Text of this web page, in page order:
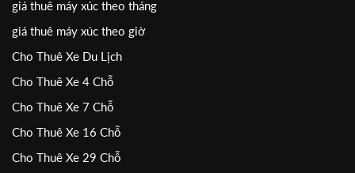
giá thuê máy xúc theo tháng
giá thuê máy xúc theo giờ
Cho Thuê Xe Du Lịch
Cho Thuê Xe 4 Chỗ
Cho Thuê Xe 7 Chỗ
Cho Thuê Xe 16 Chỗ
Cho Thuê Xe 29 Chỗ